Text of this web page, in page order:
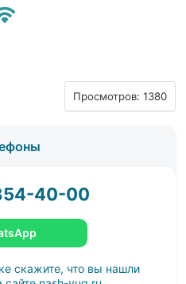
Просмотров: 1380
40-00
скажите, что вы нашли